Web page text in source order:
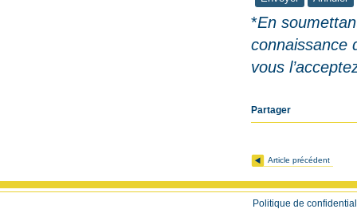
*En
connaissance
vous
Partager
Article précédent
Politique de